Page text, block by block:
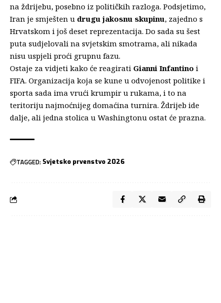
na ždrijebu, posebno iz političkih razloga. Podsjetimo,
Iran je smješten u drugu jakosnu skupinu, zajedno s
Hrvatskom i još deset reprezentacija. Do sada su šest
puta sudjelovali na svjetskim smotrama, ali nikada
nisu uspjeli proći grupnu fazu.
Ostaje za vidjeti kako će reagirati Gianni Infantino i
FIFA. Organizacija koja se kune u odvojenost politike i
sporta sada ima vrući krumpir u rukama, i to na
teritoriju najmoćnijeg domaćina turnira. Ždrijeb ide
dalje, ali jedna stolica u Washingtonu ostat će prazna.
TAGGED: Svjetsko prvenstvo 2026